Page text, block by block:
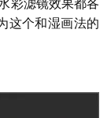
彩滤镜效果都各
这个和湿画法的